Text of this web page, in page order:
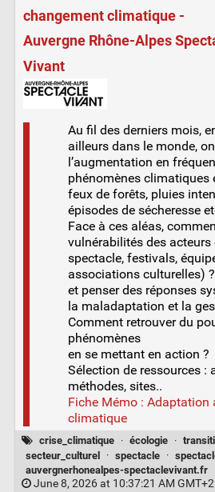
changement climatique -
Auvergne Rhône-Alpes
Vivant
Au fil des derniers mois,
ailleurs dans le monde,
l’augmentation en
phénomènes climatiques
feux de forêts, pluies
épisodes de sécheresse
Face à ces aléas,
vulnérabilités des
spectacle, festivals,
associations culturelles)
et penser des réponses
la maladaptation et la
Comment retrouver du
phénomènes
en se mettant en action ?
Sélection de ressources :
méthodes, sites..
Fiche Mémo : Adaptation
climatique
crise_climatique · écologie ·
secteur_culturel
· spectacle ·
auvergnerhonealpes-spectaclevivant.fr
June 8, 2026 at 10:37:21 AM GMT+2